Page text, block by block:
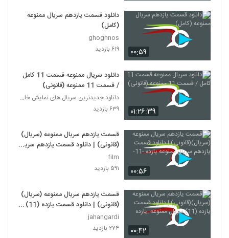
۰۰:۵۹
دانلود قسمت یازدهم سریال ممنوعه
(کامل)
ghoghnos
۶۱۹ بازدید
۰۱:۲۶:۳۹
دانلود سریال ممنوعه قسمت 11 کامل
/ قسمت 11 ممنوعه (قانونی)
دانلود جدیدترین سریال های نمایش خانگی
۶۳۹ بازدید
۰۰:۵۶
قسمت یازدهم سریال ممنوعه (سریال)
(قانونی) | دانلود قسمت یازدهم سریال
ممنوعه یازده -11-
film
۵۹۱ بازدید
۰۰:۴۲
قسمت یازدهم سریال ممنوعه (سریال)
(قانونی) | دانلود قسمت یازده (11)
سریال ممنوعه .یازده
jahangardi
۲۷۴ بازدید